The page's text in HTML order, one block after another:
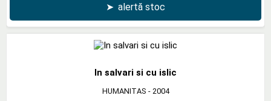
➤ alertă stoc
In salvari si cu islic
HUMANITAS - 2004